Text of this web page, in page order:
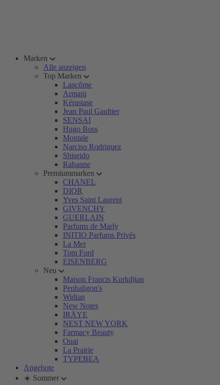
Marken
Alle anzeigen
Top Marken
Lancôme
Armani
Kérastase
Jean Paul Gaultier
SENSAI
Hugo Boss
Montale
Narciso Rodriguez
Shiseido
Rabanne
Premiummarken
CHANEL
DIOR
Yves Saint Laurent
GIVENCHY
GUERLAIN
Parfums de Marly
INITIO Parfums Privés
La Mer
Tom Ford
EISENBERG
Neu
Maison Francis Kurkdjian
Penhaligon's
Widian
New Notes
IRÄYE
NEST NEW YORK
Farmacy Beauty
Ouai
La Prairie
TYPEBEA
Angebote
☀️ Sommer